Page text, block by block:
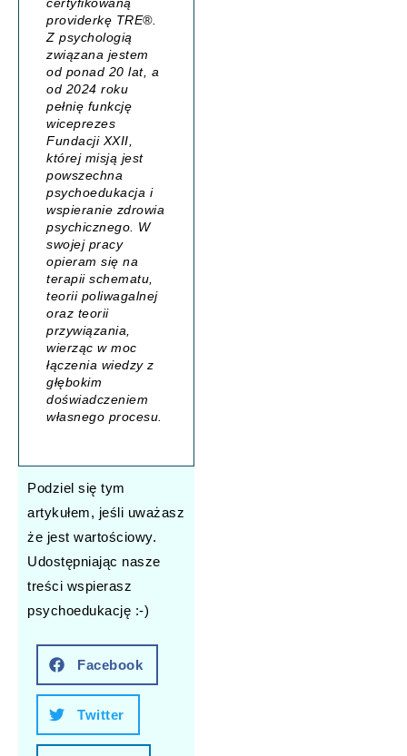
providerkę TRE®.
Z psychologią
związana jestem
od ponad 20 lat, a
od 2024 roku
pełnię funkcję
wiceprezes
Fundacji XXII,
której misją jest
powszechna
psychoedukacja i
wspieranie zdrowia
psychicznego. W
swojej pracy
opieram się na
terapii schematu,
teorii poliwagalnej
oraz teorii
przywiązania,
wierząc w moc
łączenia wiedzy z
głębokim
doświadczeniem
własnego procesu.
Podziel się tym
artykułem, jeśli uważasz
że jest wartościowy.
Udostępniając nasze
treści wspierasz
psychoedukację :-)
Facebook
Twitter